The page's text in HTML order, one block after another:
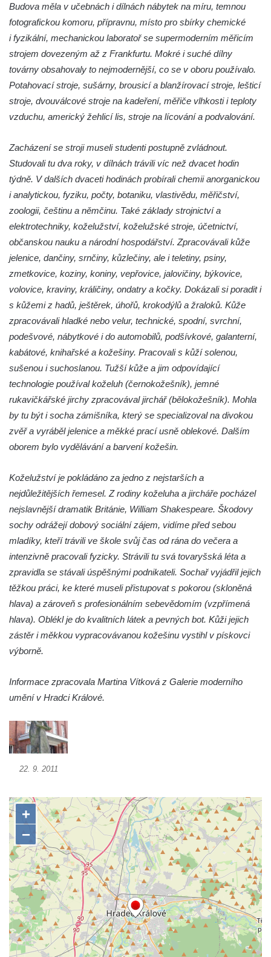
Socha Krista klesajícího pod křížem u
kostela svatého Mikuláše v Českých
Budějovicích
Socha svatého Jana Nepomuckého u
kostela svaté Rodiny v Českých
Socha S tebou v parku na Senovážném
náměstí v Českých Budějovicích
Socha Tornádo v parku na Senovážném
náměstí v Českých Budějovicích
Pomník Vojtěcha Adalberta Lanny v parku
Na Sadech v Českých Budějovicích
Pomník Přemysla Otakara II. v parku Na
Sadech v Českých Budějovicích
Socha Mateřství v parku Na Sadech v
Českých Budějovicích
Památník Otokara Mokrého v parku Na
Socha Civilizovaní na Husově třídě v
Českých Budějovicích
Sadech u Mlýnské stoky v Českých
Budějovicích
Sochy brouků u Mlýnské stoky v Českých
Budějovicích
Socha svatého Vincence Ferrerského na
nádvoří kláštera dominikánů v Českých
Socha svatého Josefa na nádvoří kláštera
Socha svaté Anny na nádvoří kláštera
dominikánů v Českých Budějovicích
kláštera dominikánů v Českých
Budějovicích
Sousoší Kalvárie před klášterem
Českých Budějovicích
Socha svatého Václava u pramene v
Semilech
Pamětní deska Tomáše Garrigue Masaryka
na radnici v Českých Budějovicích
Pamětní deska na biskupské rezidenci v
Českých Budějovicích
Pamětní deska Josefa Hloucha na
biskupské rezidenci v Českých
Budějovicích
Budova měla v učebnách i dílnách nábytek na míru, temnou
fotografickou komoru, přípravnu, místo pro sbírky chemické
i fyzikální, mechanickou laboratoř se supermoderním měřicím
strojem dovezeným až z Frankfurtu. Mokré i suché dílny
továrny obsahovaly to nejmodernější, co se v oboru používalo.
Potahovací stroje, sušárny, brousicí a blanžírovací stroje, lešticí
stroje, dvouválcové stroje na kadeření, měřiče vlhkosti i teploty
vzduchu, americký žehlicí lis, stroje na lícování a podvalování.
Zacházení se stroji museli studenti postupně zvládnout.
Studovali tu dva roky, v dílnách trávili víc než dvacet hodin
týdně. V dalších dvaceti hodinách probírali chemii anorganickou
i analytickou, fyziku, počty, botaniku, vlastivědu, měřičství,
zoologii, češtinu a němčinu. Také základy strojnictví a
elektrotechniky, koželužství, koželužské stroje, účetnictví,
občanskou nauku a národní hospodářství. Zpracovávali kůže
jelenice, dančiny, srnčiny, kůzlečiny, ale i teletiny, psiny,
zmetkovice, koziny, koniny, vepřovice, jalovičiny, býkovice,
volovice, kraviny, králičiny, ondatry a kočky. Dokázali si poradit i
s kůžemi z hadů, ještěrek, úhořů, krokodýlů a žraloků. Kůže
zpracovávali hladké nebo velur, technické, spodní, svrchní,
podešvové, nábytkové i do automobilů, podšívkové, galanterní,
kabátové, knihařské a kožešiny. Pracovali s kůží solenou,
sušenou i suchoslanou. Tužší kůže a jim odpovídající
technologie používal koželuh (černokožešník), jemné
rukavičkářské jirchy zpracovával jirchář (bělokožešník). Mohla
by tu být i socha zámišníka, který se specializoval na divokou
zvěř a vyráběl jelenice a měkké prací usně oblekové. Dalším
oborem bylo vydělávání a barvení kožešin.
Koželužství je pokládáno za jedno z nejstarších a
nejdůležitějších řemesel. Z rodiny koželuha a jircháře pocházel
nejslavnější dramatik Británie, William Shakespeare. Škodovy
sochy odrážejí dobový sociální zájem, vidíme před sebou
mladíky, kteří trávili ve škole svůj čas od rána do večera a
intenzivně pracovali fyzicky. Strávili tu svá tovaryšská léta a
zpravidla se stávali úspěšnými podnikateli. Sochař vyjádřil jejich
těžkou práci, ke které museli přistupovat s pokorou (skloněná
hlava) a zároveň s profesionálním sebevědomím (vzpřímená
hlava). Oblékl je do kvalitních látek a pevných bot. Kůži jejich
zástěr i měkkou vypracovávanou kožešinu vystihl v pískovci
výborně.
Informace zpracovala Martina Vítková z Galerie moderního
umění v Hradci Králové.
22. 9. 2011